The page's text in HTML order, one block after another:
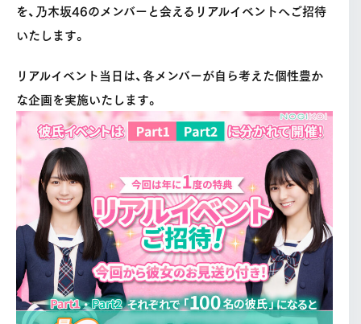
を、乃木坂46のメンバーと会えるリアルイベントへご招待
いたします。
リアルイベント当日は、各メンバーが自ら考えた個性豊か
な企画を実施いたします。